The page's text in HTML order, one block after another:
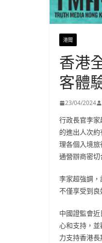
港聞
香港
客體
23/04/2024
行政長官李
的進出人次
理各個入境
通營辦商密切
李家超強調
不僅享受到
中國證監會
心和支持，
力支持香港